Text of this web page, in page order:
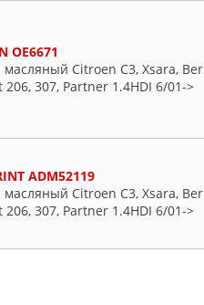
OE6671
Citroen C3, Xsara,
206, 307, Partner 1.4HDI 6/01->
ADM52119
Citroen C3, Xsara,
206, 307, Partner 1.4HDI 6/01->